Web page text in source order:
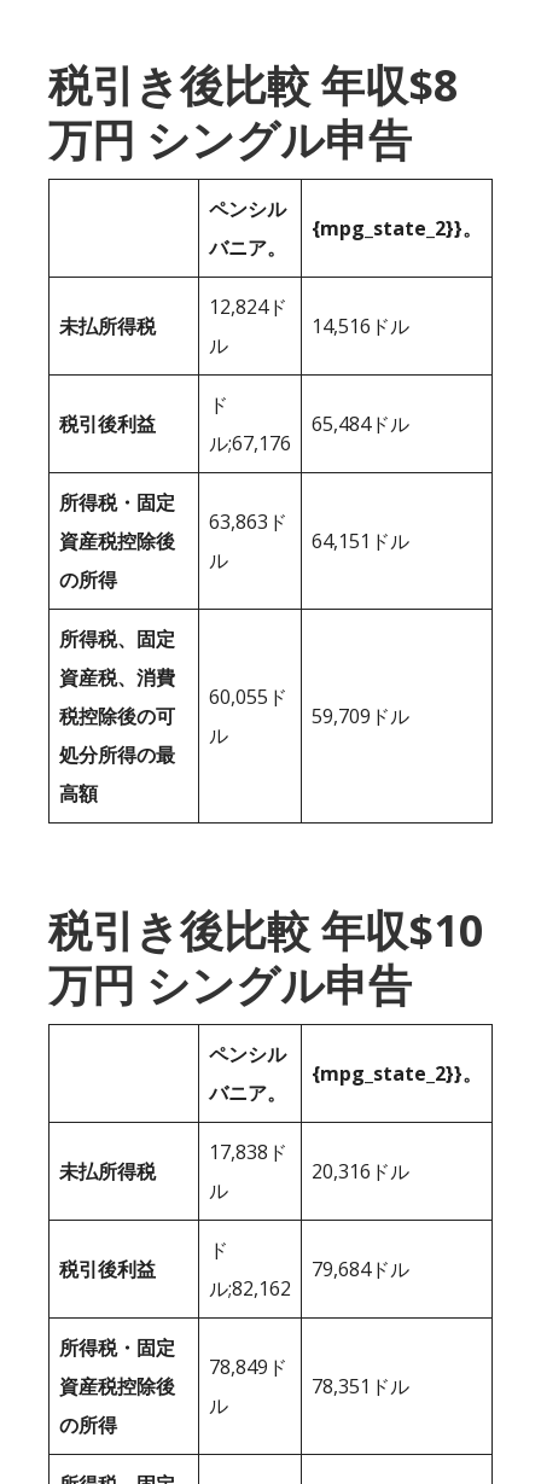
税引き後比較 年収$8
万円 シングル申告
ペンシル
バニア。
{mpg_state_2}}。
未払所得税
12,824ド
ル
14,516ドル
税引後利益
ド
ル;67,176
65,484ドル
所得税・固定
資産税控除後
の所得
63,863ド
ル
64,151ドル
所得税、固定
資産税、消費
税控除後の可
処分所得の最
高額
60,055ド
ル
59,709ドル
税引き後比較 年収$10
万円 シングル申告
ペンシル
バニア。
{mpg_state_2}}。
未払所得税
17,838ド
ル
20,316ドル
税引後利益
ド
ル;82,162
79,684ドル
所得税・固定
資産税控除後
の所得
78,849ド
ル
78,351ドル